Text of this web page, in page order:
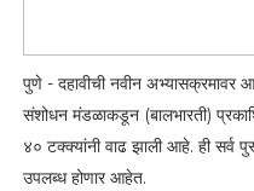
पुणे - दहावीची नवीन अभ्यासक्रमावर
संशोधन मंडळाकडून (बालभारती)
४० टक्क्यांनी वाढ झाली आहे. ही सर्व
उपलब्ध होणार आहेत.